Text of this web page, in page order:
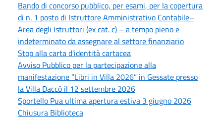
Bando di concorso pubblico, per esami, per la copertura
di n. 1 posto di Istruttore Amministrativo Contabile–
Area degli Istruttori (ex cat. c) – a tempo pieno e
indeterminato da assegnare al settore finanziario
Stop alla carta d'identità cartacea
Avviso Pubblico per la partecipazione alla
manifestazione “Libri in Villa 2026” in Gessate presso
la Villa Daccò il 12 settembre 2026
Sportello Pua ultima apertura estiva 3 giugno 2026
Chiusura Biblioteca